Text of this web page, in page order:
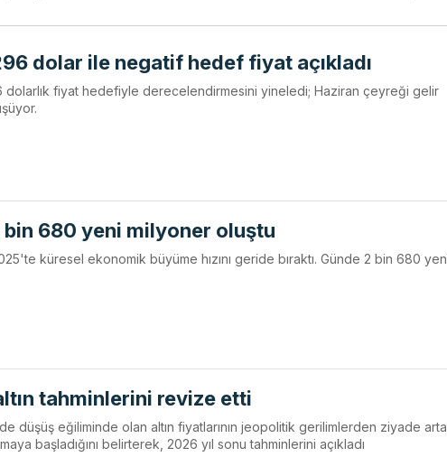
dolar ile negatif hedef fiyat açıkladı
dolarlık fiyat hedefiyle derecelendirmesini yineledi; Haziran çeyreği gelir
bin 680 yeni milyoner oluştu
küresel ekonomik büyüme hızını geride bıraktı. Günde 2 bin 680
tahminlerini revize etti
düşüş eğiliminde olan altın fiyatlarının jeopolitik gerilimlerden ziyade
başladığını belirterek, 2026 yıl sonu tahminlerini açıkladı